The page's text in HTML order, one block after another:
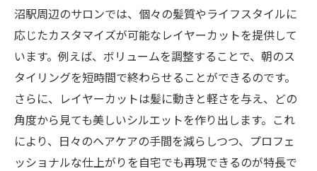
沼駅周辺のサロンでは、個々の髪質やライフスタイルに
応じたカスタマイズが可能なレイヤーカットを提供して
います。例えば、ボリュームを調整することで、朝のス
タイリングを短時間で終わらせることができるのです。
さらに、レイヤーカットは髪に動きと軽さを与え、どの
角度から見ても美しいシルエットを作り出します。これ
により、日々のヘアケアの手間を減らしつつ、プロフェ
ッショナルな仕上がりを自宅でも再現できるのが特長で